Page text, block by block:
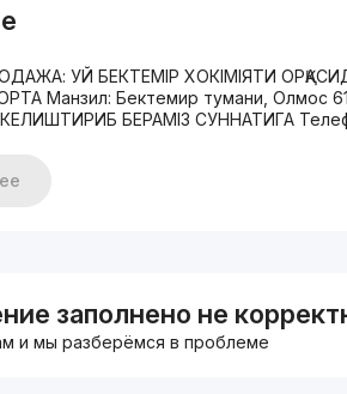
УЙ БЕКТЕМІР ХОКІМІЯТИ
Манзил: Бектемир тумани, Олмос
КЕЛИШТИРИБ БЕРАМІЗ СУННАТИГА
заполнено не
и мы разберёмся в проблеме